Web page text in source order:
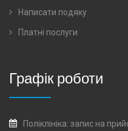
Написати подяку
Платні послуги
Графік роботи
Поліклініка: запис на